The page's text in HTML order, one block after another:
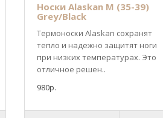
Носки Alaskan M (35-39)
Grey/Black
Термоноски Alaskan сохранят
тепло и надежно защитят ноги
при низких температурах. Это
отличное решен..
980р.